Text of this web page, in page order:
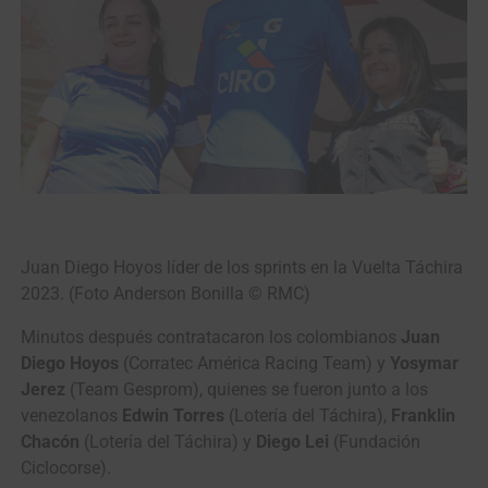
Juan Diego Hoyos líder de los sprints en la Vuelta Táchira
2023. (Foto Anderson Bonilla © RMC)
Minutos después contratacaron los colombianos Juan
Diego Hoyos (Corratec América Racing Team) y Yosymar
Jerez (Team Gesprom), quienes se fueron junto a los
venezolanos Edwin Torres (Lotería del Táchira), Franklin
Chacón (Lotería del Táchira) y Diego Lei (Fundación
Ciclocorse).